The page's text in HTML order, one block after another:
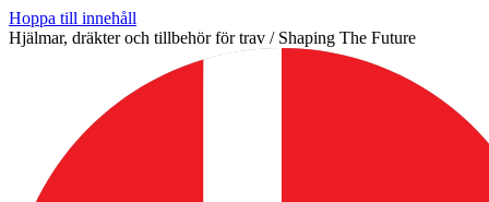
Hoppa till innehåll
Hjälmar, dräkter och tillbehör för trav / Shaping The Future